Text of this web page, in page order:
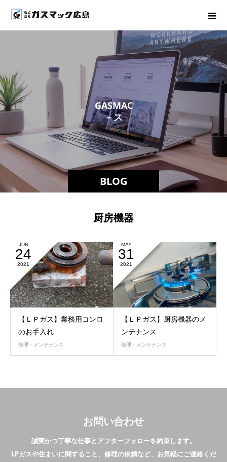
BLOG
GASMAC
－スタッ
厨房機器
JUN
24
2021
【ＬＰガス】業務用コンロ
のお手入れ
修理・メンテナンス
MAY
31
2021
【ＬＰガス】厨房機器のメ
ンテナンス
修理・メンテナンス
お問い合わせ
誠実かつ丁寧な仕事とアフターフォローを約束します。
LPガスや住まいに関すること、修理の依頼など、お気軽にご連絡くだ